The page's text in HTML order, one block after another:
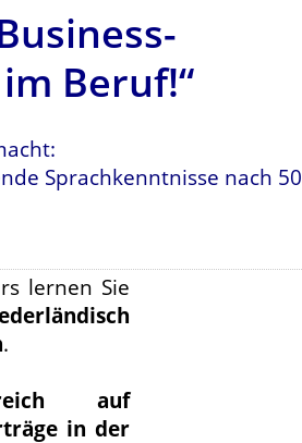
Beruf!“
Sprachkenntnisse nach 50
lernen Sie
.
auf
in der